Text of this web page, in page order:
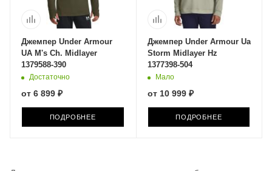
Джемпер Under Armour
UA M's Ch. Midlayer
1379588-390
Достаточно
от 6 899 ₽
ПОДРОБНЕЕ
Джемпер Under Armour Ua
Storm Midlayer Hz
1377398-504
Мало
от 10 999 ₽
ПОДРОБНЕЕ